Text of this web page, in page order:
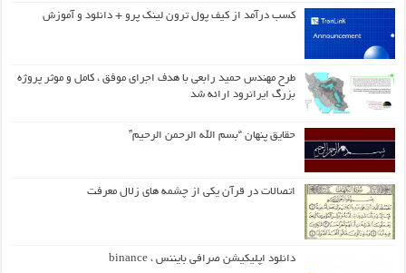
کسب درآمد از کیف پول ترون لینک پرو + دانلود و آموزش
طرح مهندس حمید رابعی با هدف اجرای موفق ، کامل و موثر پروژه
بزرگ ایرانرود ارائه شد
حقایق پنهان “بسم الله الرحمن الرحیم”
اتصالات در قرآن یکی از چشمه های زلال معرفت
دانلود اپلیکیشن صرافی بایننس ، binance